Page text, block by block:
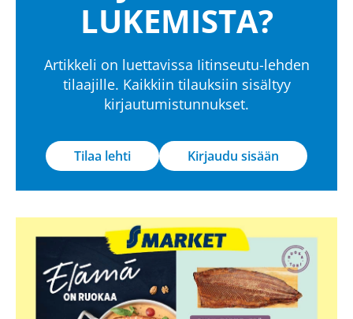
LUKEMISTA?
Artikkeli on luettavissa Iitinseutu-lehden
tilaajille. Kaikkiin tilauksiin sisältyy
kirjautumistunnukset.
Tilaa lehti Kirjaudu sisään